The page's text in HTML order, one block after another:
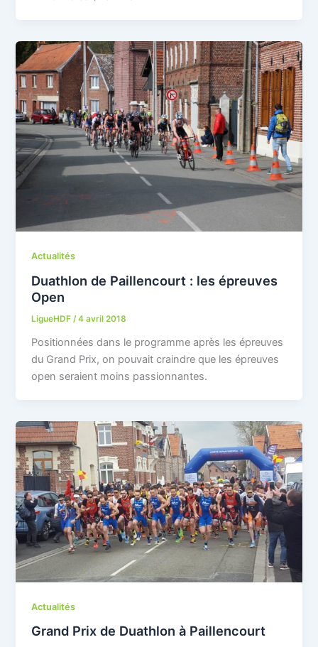
Actualités
Duathlon de Paillencourt : les épreuves
Open
LigueHDF /4 avril 2018
Positionnées dans le programme après les épreuves
du Grand Prix, on pouvait craindre que les épreuves
open seraient moins passionnantes.
Actualités
Grand Prix de Duathlon à Paillencourt